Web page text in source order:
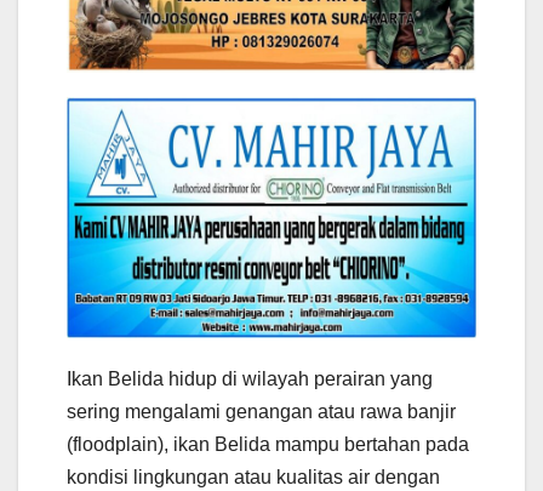
Ikan Belida hidup di wilayah perairan yang
sering mengalami genangan atau rawa banjir
(floodplain), ikan Belida mampu bertahan pada
kondisi lingkungan atau kualitas air dengan